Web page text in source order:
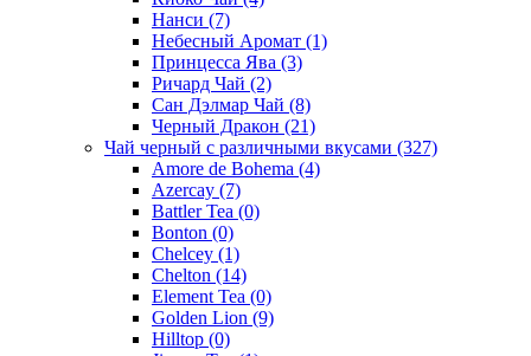
Нанси (7)
Небесный Аромат (1)
Принцесса Ява (3)
Ричард Чай (2)
Сан Дэлмар Чай (8)
Черный Дракон (21)
Чай черный с различными вкусами (327)
Amore de Bohema (4)
Azercay (7)
Battler Tea (0)
Bonton (0)
Chelcey (1)
Chelton (14)
Element Tea (0)
Golden Lion (9)
Hilltop (0)